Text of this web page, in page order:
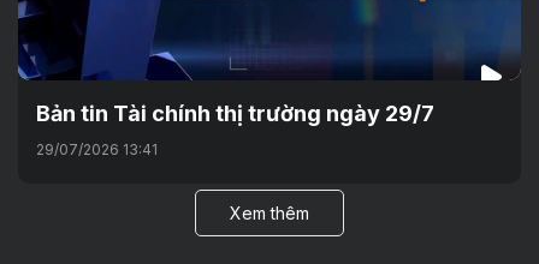
Bản tin Tài chính thị trường ngày 29/7
29/07/2026 13:41
Xem thêm